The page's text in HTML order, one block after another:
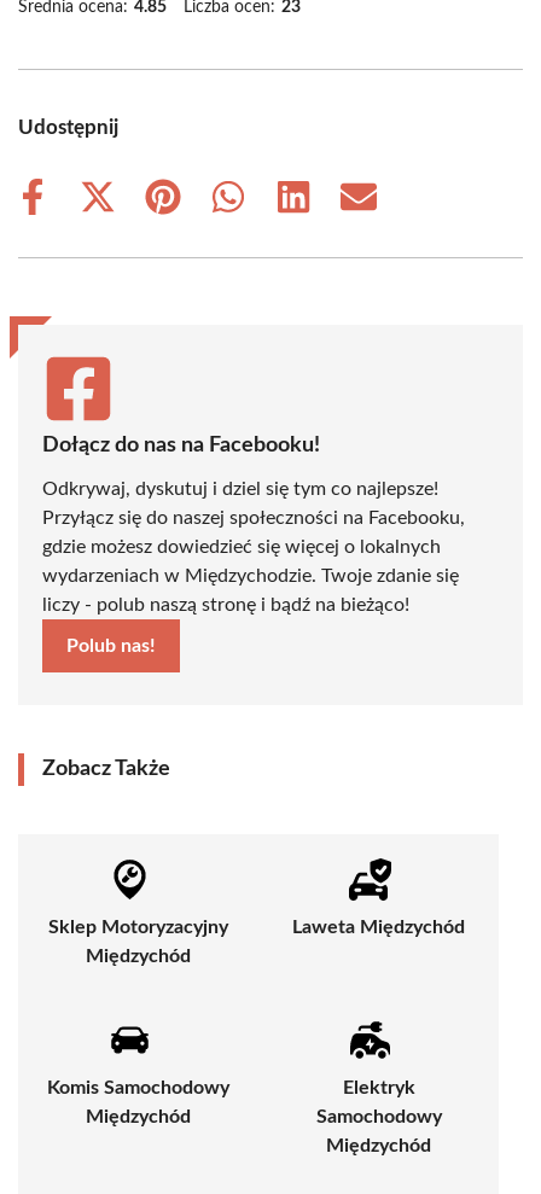
Średnia ocena: 4.85 Liczba ocen: 23
Udostępnij
Share
Share
(Twitter)
Share
Share
Share
Share
Dołącz do nas na Facebooku!
Odkrywaj, dyskutuj i dziel się tym co najlepsze!
Przyłącz się do naszej społeczności na Facebooku,
gdzie możesz dowiedzieć się więcej o lokalnych
wydarzeniach w Międzychodzie. Twoje zdanie się
liczy - polub naszą stronę i bądź na bieżąco!
Polub nas!
Zobacz Także
Sklep Motoryzacyjny
Międzychód
Laweta Międzychód
Komis Samochodowy
Międzychód
Elektryk
Samochodowy
Międzychód